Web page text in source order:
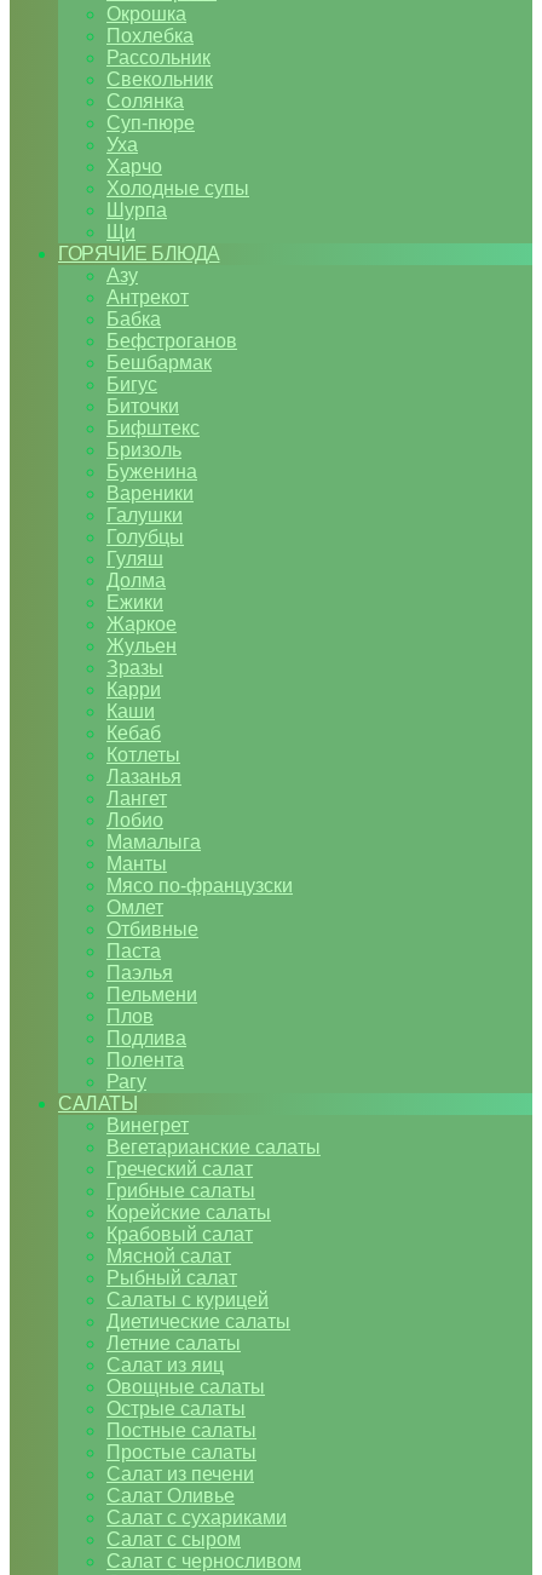
Окрошка
Похлебка
Рассольник
Свекольник
Солянка
Суп-пюре
Уха
Харчо
Холодные супы
Шурпа
Щи
ГОРЯЧИЕ БЛЮДА
Азу
Антрекот
Бабка
Бефстроганов
Бешбармак
Бигус
Биточки
Бифштекс
Бризоль
Буженина
Вареники
Галушки
Голубцы
Гуляш
Долма
Ежики
Жаркое
Жульен
Зразы
Карри
Каши
Кебаб
Котлеты
Лазанья
Лангет
Лобио
Мамалыга
Манты
Мясо по-французски
Омлет
Отбивные
Паста
Паэлья
Пельмени
Плов
Подлива
Полента
Рагу
САЛАТЫ
Винегрет
Вегетарианские салаты
Греческий салат
Грибные салаты
Корейские салаты
Крабовый салат
Мясной салат
Рыбный салат
Салаты с курицей
Диетические салаты
Летние салаты
Салат из яиц
Овощные салаты
Острые салаты
Постные салаты
Простые салаты
Салат из печени
Салат Оливье
Салат с сухариками
Салат с сыром
Салат с черносливом